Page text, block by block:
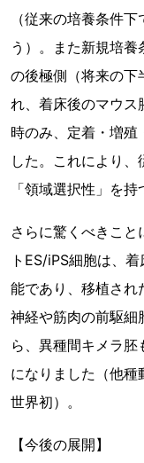
（従来の培養条件
う）。また新規培
の後極側（将来の下
れ、着床後のマウス
時のみ、定着・増殖
した。これにより、
「領域選択性」を
さらに驚くべきこ
トES/iPS細胞は、
能であり、移植され
神経や筋肉の前駆細
ら、異種間キメラ
になりました（他種
世界初）。
【今後の展開】